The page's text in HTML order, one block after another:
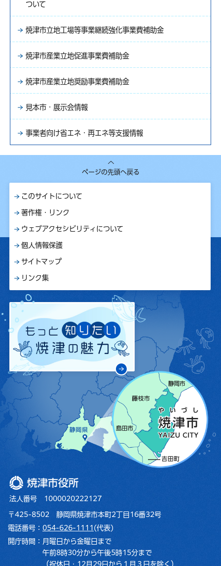
ついて
焼津市立地工場等事業継続強化事業費補助金
焼津市産業立地促進事業費補助金
焼津市産業立地奨励事業費補助金
見本市・展示会情報
事業者向け省エネ・再エネ等支援情報
ページの先頭へ戻る
このサイトについて
著作権・リンク
ウェブアクセシビリティについて
個人情報保護
サイトマップ
リンク集
焼津市役所
法人番号 1000020222127
〒425-8502 静岡県焼津市本町2丁目16番32号
電話番号： 054-626-1111 (代表)
開庁時間： 月曜日から金曜日まで
午前8時30分から午後5時15分まで
（祝休日・12月29日から１月３日を除く）